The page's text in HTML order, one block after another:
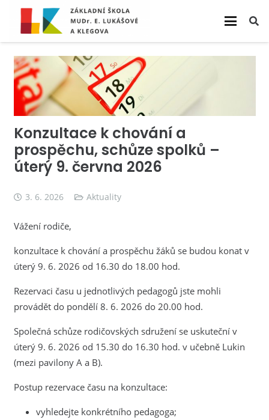
Konzultace k chování a
prospěchu, schůze spolků –
úterý 9. června 2026
3. 6. 2026 Aktuality
Vážení rodiče,
konzultace k chování a prospěchu žáků se budou konat v
úterý 9. 6. 2026 od 16.30 do 18.00 hod.
Rezervaci času u jednotlivých pedagogů jste mohli
provádět do pondělí 8. 6. 2026 do 20.00 hod.
Společná schůze rodičovských sdružení se uskuteční v
úterý 9. 6. 2026 od 15.30 do 16.30 hod. v učebně Lukin
(mezi pavilony A a B).
Postup rezervace času na konzultace:
vyhledejte konkrétního pedagoga;